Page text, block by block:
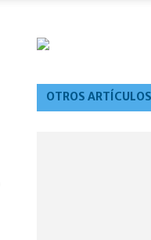
OTROS